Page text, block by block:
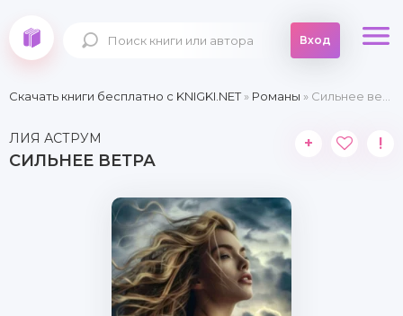
Вход
Скачать книги бесплатно c KNIGKI.NET» Романы » Сильнее ветра
ЛИЯ АСТРУМ
СИЛЬНЕЕ ВЕТРА
+ !